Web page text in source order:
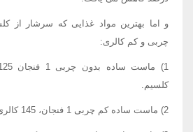
و اما بهترین مواد غذایی که سرشار از
چربی و کم کالری:
کلسیم.
2) ماست ساده کم چربی 1 فنجان، 145 کالری، 4/5 میلی گرم کلسیم.